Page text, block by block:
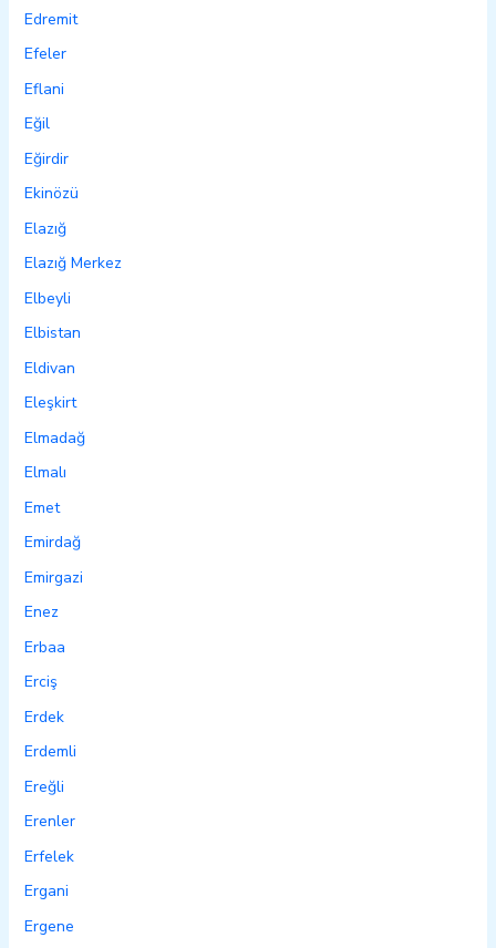
Edremit
Efeler
Eflani
Eğil
Eğirdir
Ekinözü
Elazığ
Elazığ Merkez
Elbeyli
Elbistan
Eldivan
Eleşkirt
Elmadağ
Elmalı
Emet
Emirdağ
Emirgazi
Enez
Erbaa
Erciş
Erdek
Erdemli
Ereğli
Erenler
Erfelek
Ergani
Ergene